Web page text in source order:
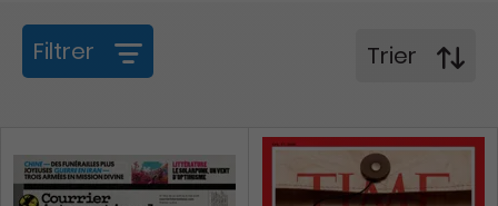
Filtrer Trier